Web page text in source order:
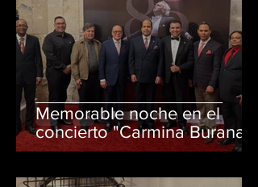
Memorable noche en el
concierto "Carmina Burana"